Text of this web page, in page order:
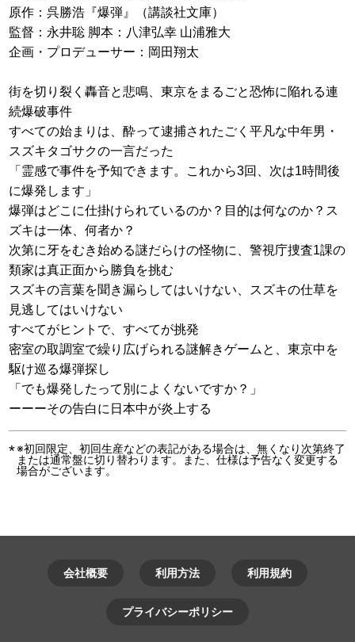
原作：呉勝浩『爆弾』（講談社文庫）
監督：永井聡 脚本：八津弘幸 山浦雅大
企画・プロデューサー：岡田翔太
街を切り裂く轟音と悲鳴、東京をまるごと恐怖に陥れる連
続爆破事件
すべての始まりは、酔って逮捕されたごく平凡な中年男・
スズキタゴサクの一言だった
「霊感で事件を予知できます。これから3回、次は1時間後
に爆発します」
爆弾はどこに仕掛けられているのか？目的は何なのか？ス
ズキは一体、何者か？
次第に牙をむき始める謎だらけの怪物に、警視庁捜査1課の
類家は真正面から勝負を挑む
スズキの言葉を聞き漏らしてはいけない、スズキの仕草を
見逃してはいけない
すべてがヒントで、すべてが挑発
密室の取調室で繰り広げられる謎解きゲームと、東京中を
駆け巡る爆弾探し
「でも爆発したって別によくないですか？」
ーーーその告白に日本中が炎上する
※初回限定、初回生産などの表記がある場合は、無くなり次第終了
または通常盤に切り替わります。また、仕様は予告なく変更する
場合がございます。
会社概要 利用方法 利用規約
プライバシーポリシー